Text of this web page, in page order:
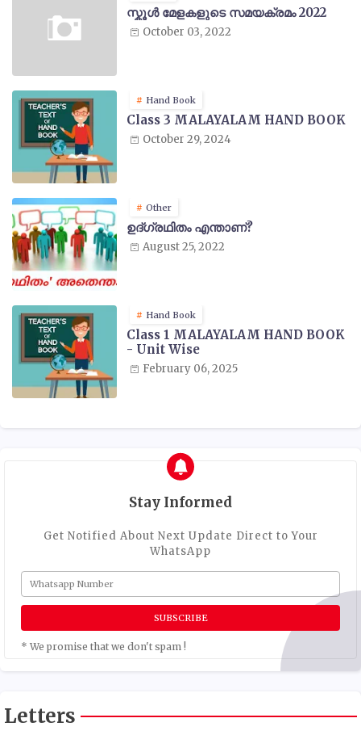
സ്കൂൾ മേളകളുടെ സമയക്രമം 2022
October 03, 2022
Hand Book
Class 3 MALAYALAM HAND BOOK
October 29, 2024
Other
ഉദ്ഗ്രഥിതം എന്താണ്?
August 25, 2022
Hand Book
Class 1 MALAYALAM HAND BOOK
- Unit Wise
February 06, 2025
Stay Informed
Get Notified About Next Update Direct to Your
WhatsApp
* We promise that we don't spam !
Letters